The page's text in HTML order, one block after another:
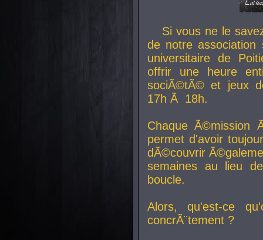
Si vous ne le
de notre
universitaire de
offrir une heure
sociÃ©tÃ© et jeux
17h Ã 18h.
Chaque Ã©mission
permet d'avoir
dÃ©couvrir
semaines au lieu
boucle.
Alors, qu'est-ce
concrÃ¨tement ?